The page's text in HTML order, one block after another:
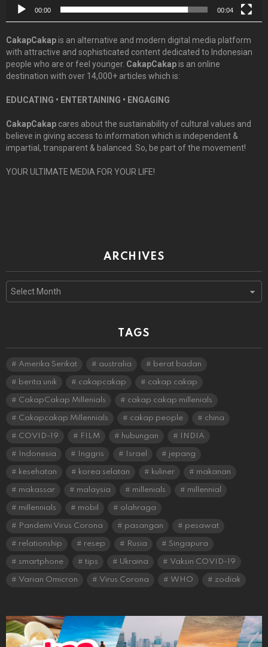
00:00 00:04
CakapCakapis an alternative and modern digital media platform
with attractive and sophisticated content dedicated to Indonesian
people who are or feel younger. CakapCakapis an online
destination with over 14,000+ articles which is:
EDUCATING • ENTERTAINING • ENGAGING
CakapCakap cares about the sustainability of cultural values and
believe in giving access to information which is independent &
impartial, transparent & balanced. So, be part of the movement!
YOUR ULTIMATE MEDIA FOR YOUR LIFE!
ARCHIVES
TAGS
Amerika Serikat australia berat badan
berita unik cakapcakap cakap cakap
CakapCakap Millenials cakap cakap millenials
Cakapcakap Millennials cakap people china
COVID-19 FILM hubungan INDIA
Indonesia Inggris Israel jepang
kesehatan korea selatan kuliner makanan
makassar malaysia millenials millennial
millennials mobil olahraga
Pandemi Virus Corona pasangan pesawat
relationship resep Rusia Singapura
smartphone tips Ukraina Vaksin COVID-19
Varian Omicron Virus Corona WHO zodiak